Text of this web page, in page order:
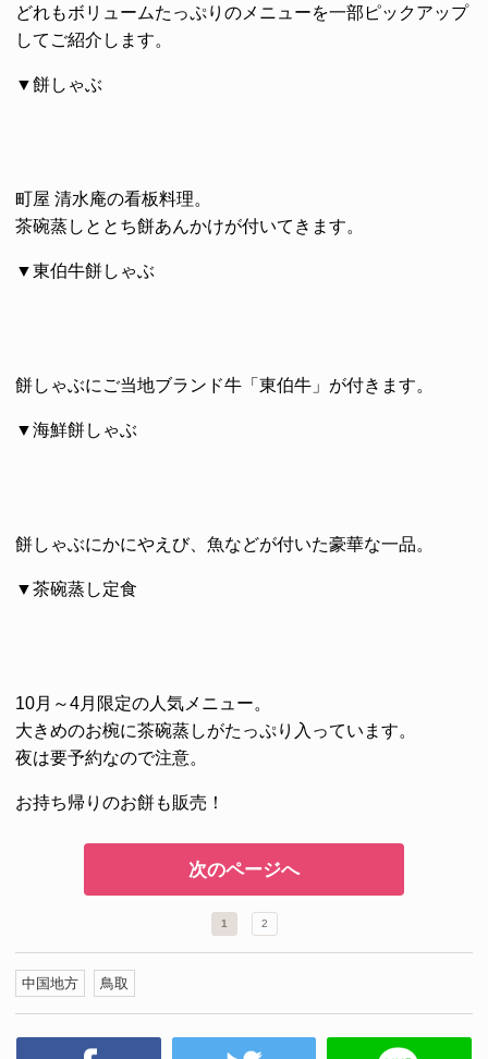
どれもボリュームたっぷり のメニューを一部ピックアップ
してご紹介します。
▼餅しゃぶ
町屋 清水庵の看板料理。
茶碗蒸しととち餅あんかけが付いてきます。
▼東伯牛餅しゃぶ
餅しゃぶにご当地ブランド牛「東伯牛」が付きます。
▼海鮮餅しゃぶ
餅しゃぶにかにやえび、魚などが付いた豪華な一品。
▼茶碗蒸し定食
10月～4月限定の人気メニュー。
大きめのお椀に茶碗蒸しがたっぷり入っています。
夜は要予約なので注意。
お持ち帰りのお餅も販売！
次のページへ
1 2
中国地方 鳥取